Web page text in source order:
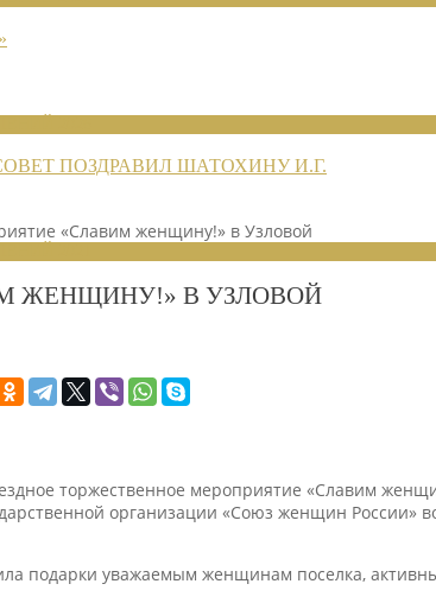
ПОЗДРАВИЛ ШАТОХИНУ И.Г.
«Славим женщину!» в Узловой
ЖЕНЩИНУ!» В УЗЛОВОЙ
торжественное мероприятие «Славим
организации «Союз женщин России»
подарки уважаемым женщинам поселка,